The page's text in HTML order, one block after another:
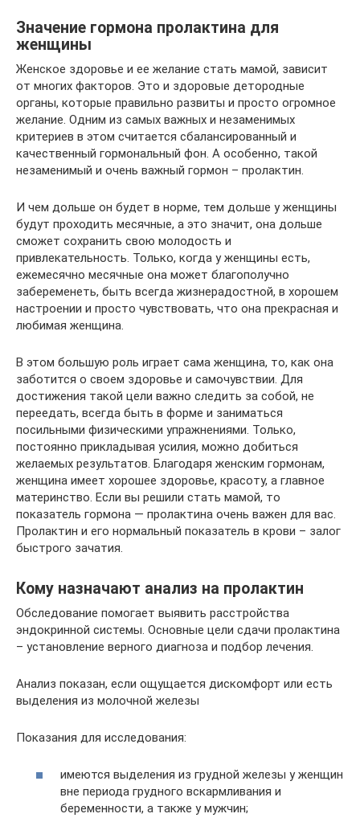
Значение гормона пролактина для
женщины
Женское здоровье и ее желание стать мамой, зависит
от многих факторов. Это и здоровые детородные
органы, которые правильно развиты и просто огромное
желание. Одним из самых важных и незаменимых
критериев в этом считается сбалансированный и
качественный гормональный фон. А особенно, такой
незаменимый и очень важный гормон – пролактин.
И чем дольше он будет в норме, тем дольше у женщины
будут проходить месячные, а это значит, она дольше
сможет сохранить свою молодость и
привлекательность. Только, когда у женщины есть,
ежемесячно месячные она может благополучно
забеременеть, быть всегда жизнерадостной, в хорошем
настроении и просто чувствовать, что она прекрасная и
любимая женщина.
В этом большую роль играет сама женщина, то, как она
заботится о своем здоровье и самочувствии. Для
достижения такой цели важно следить за собой, не
переедать, всегда быть в форме и заниматься
посильными физическими упражнениями. Только,
постоянно прикладывая усилия, можно добиться
желаемых результатов. Благодаря женским гормонам,
женщина имеет хорошее здоровье, красоту, а главное
материнство. Если вы решили стать мамой, то
показатель гормона — пролактина очень важен для вас.
Пролактин и его нормальный показатель в крови – залог
быстрого зачатия.
Кому назначают анализ на пролактин
Обследование помогает выявить расстройства
эндокринной системы. Основные цели сдачи пролактина
– установление верного диагноза и подбор лечения.
Анализ показан, если ощущается дискомфорт или есть
выделения из молочной железы
Показания для исследования:
имеются выделения из грудной железы у женщин
вне периода грудного вскармливания и
беременности, а также у мужчин;